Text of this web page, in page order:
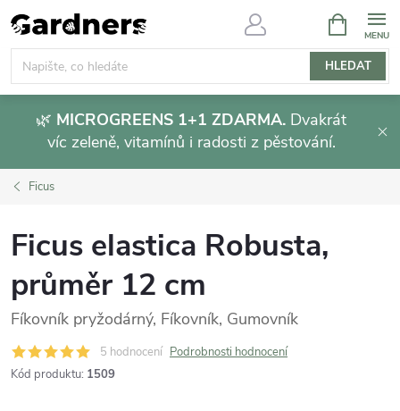
Přejít
na
obsah
HLEDAT
NÁKUPNÍ
KOŠÍK
🌿 MICROGREENS 1+1 ZDARMA. Dvakrát
víc zeleně, vitamínů i radosti z pěstování.
Ficus
Ficus elastica Robusta,
průměr 12 cm
Fíkovník pryžodárný, Fíkovník, Gumovník
5 hodnocení Podrobnosti hodnocení
Kód produktu: 1509